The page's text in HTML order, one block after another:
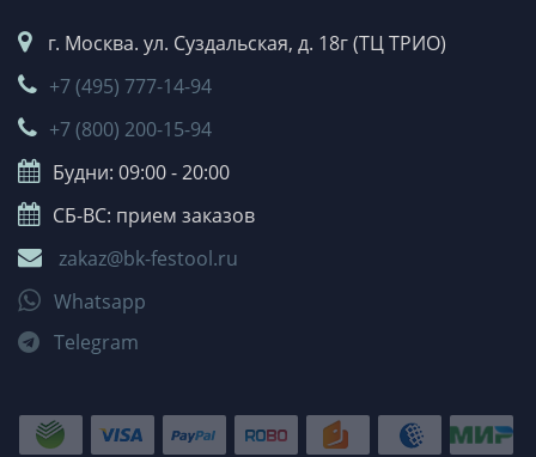
г. Москва. ул. Суздальская, д. 18г (ТЦ ТРИО)
+7 (495) 777-14-94
+7 (800) 200-15-94
Будни: 09:00 - 20:00
СБ-ВС: прием заказов
zakaz@bk-festool.ru
Whatsapp
Telegram